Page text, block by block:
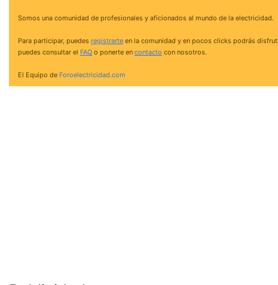
Somos una comunidad de profesionales y aficionados al mundo de la electricidad.
Para participar, puedes registrarte en la comunidad y en pocos clicks podrás
puedes consultar el FAQ o ponerte en contacto con nosotros.
El Equipo de Foroelectricidad.com